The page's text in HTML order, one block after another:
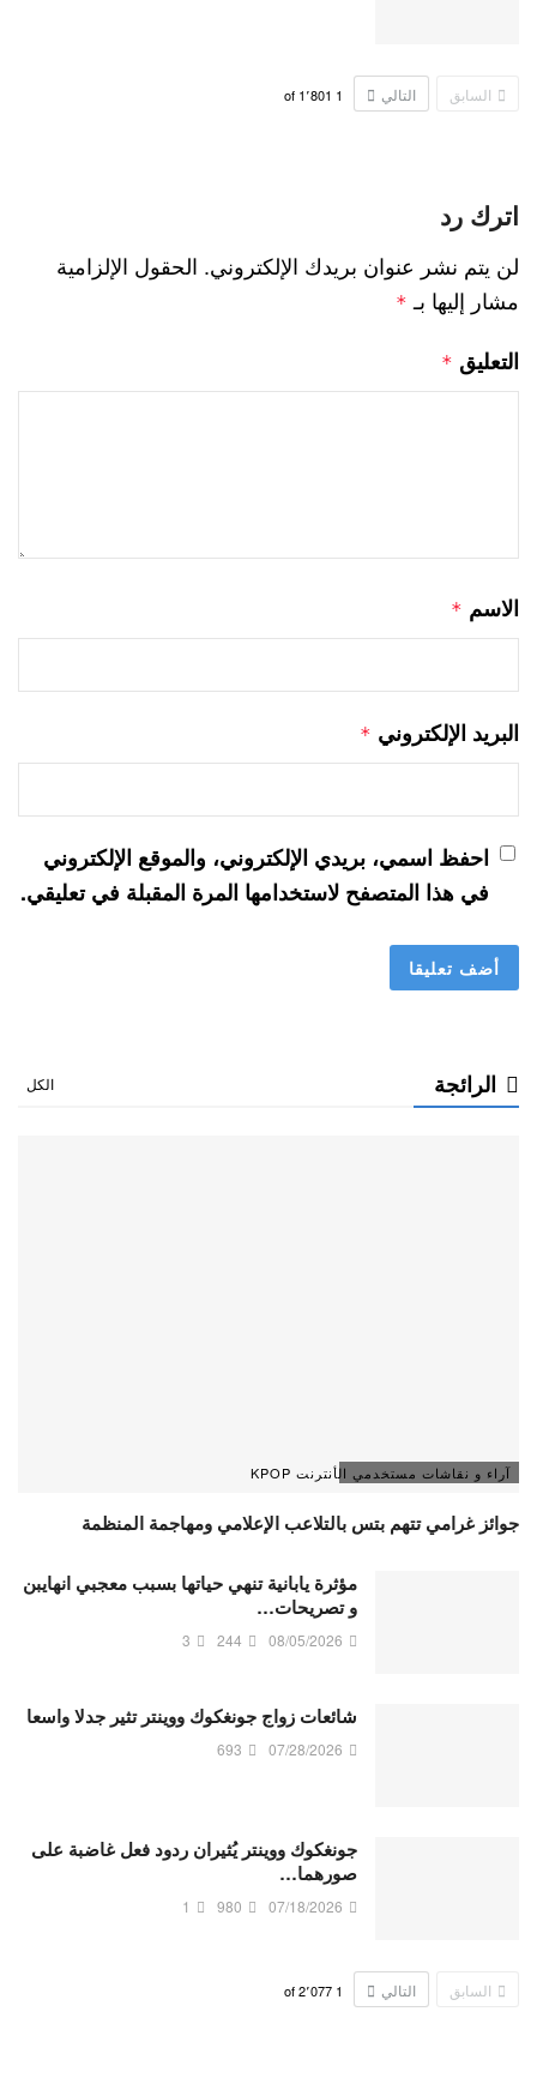
السابق التالي 1 1٬801
اترك رد
لن يتم نشر عنوان بريدك الإلكتروني. الحقول الإلزامية
مشار إليها بـ *
التعليق *
الاسم *
البريد الإلكتروني *
احفظ اسمي، بريدي الإلكتروني، والموقع الإلكتروني
في هذا المتصفح لاستخدامها المرة المقبلة في تعليقي.
الرائجة الكل
آراء و نقاشات مستخدمي الأنترنت KPOP
جوائز غرامي تتهم بتس بالتلاعب الإعلامي ومهاجمة المنظمة
مؤثرة يابانية تنهي حياتها بسبب معجبي انهايبن
و تصريحات…
08/05/2026
244
3
شائعات زواج جونغكوك ووينتر تثير جدلا واسعا
07/28/2026
693
جونغكوك ووينتر يُثيران ردود فعل غاضبة على
صورهما…
07/18/2026
980
1
السابق التالي 1 2٬077